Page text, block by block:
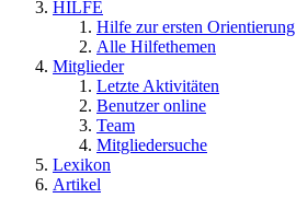
HILFE
Hilfe zur ersten Orientierung
Alle Hilfethemen
Mitglieder
Letzte Aktivitäten
Benutzer online
Team
Mitgliedersuche
Lexikon
Artikel